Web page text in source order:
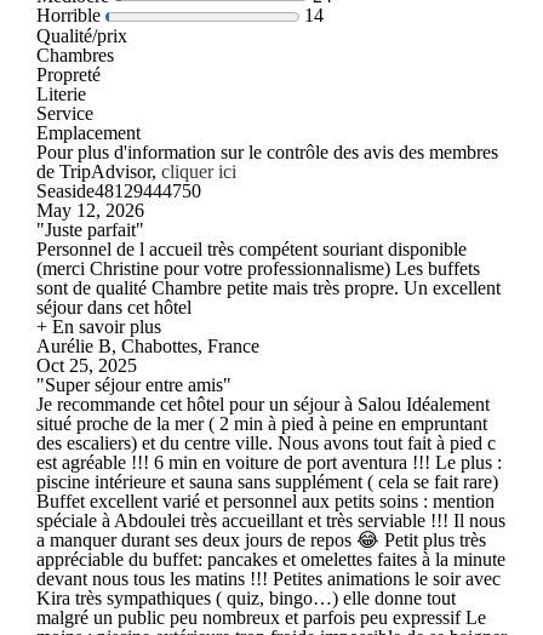
Horrible
14
Qualité/prix
Chambres
Propreté
Literie
Service
Emplacement
Pour plus d'information sur le contrôle des avis des membres
de TripAdvisor, cliquer ici
Seaside48129444750
May 12, 2026
"Juste parfait"
Personnel de l accueil très compétent souriant disponible
(merci Christine pour votre professionnalisme) Les buffets
sont de qualité Chambre petite mais très propre. Un excellent
séjour dans cet hôtel
+ En savoir plus
Aurélie B, Chabottes, France
Oct 25, 2025
"Super séjour entre amis"
Je recommande cet hôtel pour un séjour à Salou Idéalement
situé proche de la mer ( 2 min à pied à peine en empruntant
des escaliers) et du centre ville. Nous avons tout fait à pied c
est agréable !!! 6 min en voiture de port aventura !!! Le plus :
piscine intérieure et sauna sans supplément ( cela se fait rare)
Buffet excellent varié et personnel aux petits soins : mention
spéciale à Abdoulei très accueillant et très serviable !!! Il nous
a manquer durant ses deux jours de repos 😂 Petit plus très
appréciable du buffet: pancakes et omelettes faites à la minute
devant nous tous les matins !!! Petites animations le soir avec
Kira très sympathiques ( quiz, bingo…) elle donne tout
malgré un public peu nombreux et parfois peu expressif Le